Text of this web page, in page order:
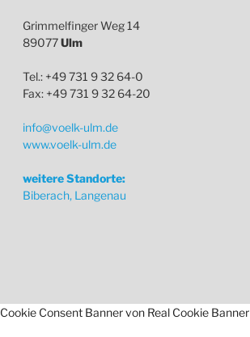
Grimmelfinger Weg 14
89077Ulm
Tel.: +49 731 9 32 64-0
Fax: +49 731 9 32 64-20
info@voelk-ulm.de
www.voelk-ulm.de
weitere Standorte:
Biberach, Langenau
Cookie Consent Banner von Real Cookie Banner